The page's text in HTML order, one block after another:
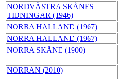
NORDVÄSTRA SKÅNES
TIDNINGAR (1946)
NORRA HALLAND (1967)
NORRA HALLAND (1967)
NORRA SKÅNE (1900)
NORRAN (2010)